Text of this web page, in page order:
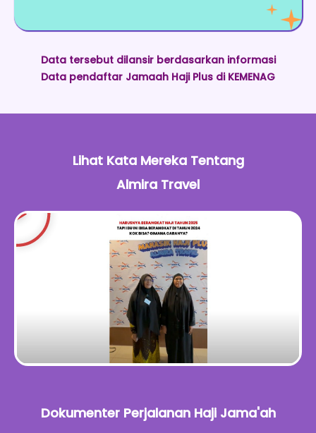
Data tersebut dilansir berdasarkan informasi
Data pendaftar Jamaah Haji Plus di KEMENAG
Lihat Kata Mereka Tentang
Almira Travel
Dokumenter Perjalanan Haji Jama'ah